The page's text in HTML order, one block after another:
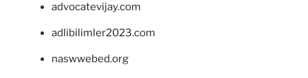
advocatevijay.com
adlibilimler2023.com
naswwebed.org